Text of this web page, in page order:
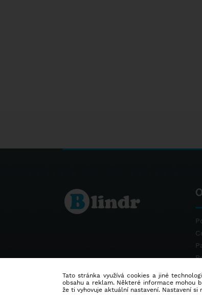
Tato stránka využívá cookies a jiné
obsahu a reklam. Některé informace mohou
že ti vyhovuje aktuální nastavení. Nastavení